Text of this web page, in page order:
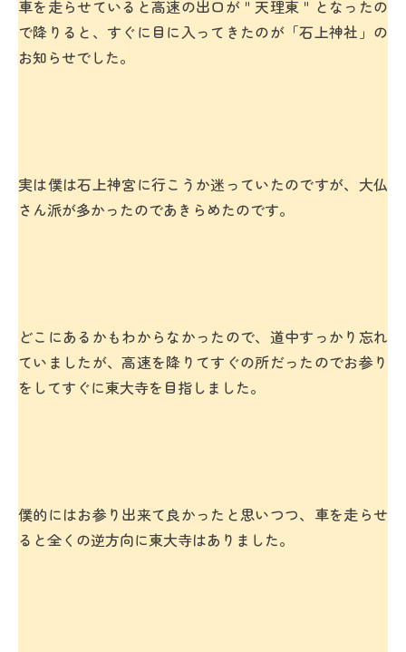
車を走らせていると高速の出口が＂天理東＂となったの
で降りると、すぐに目に入ってきたのが「石上神社」の
お知らせでした。
実は僕は石上神宮に行こうか迷っていたのですが、大仏
さん派が多かったのであきらめたのです。
どこにあるかもわからなかったので、道中すっかり忘れ
ていましたが、高速を降りてすぐの所だったのでお参り
をしてすぐに東大寺を目指しました。
僕的にはお参り出来て良かったと思いつつ、車を走らせ
ると全くの逆方向に東大寺はありました。